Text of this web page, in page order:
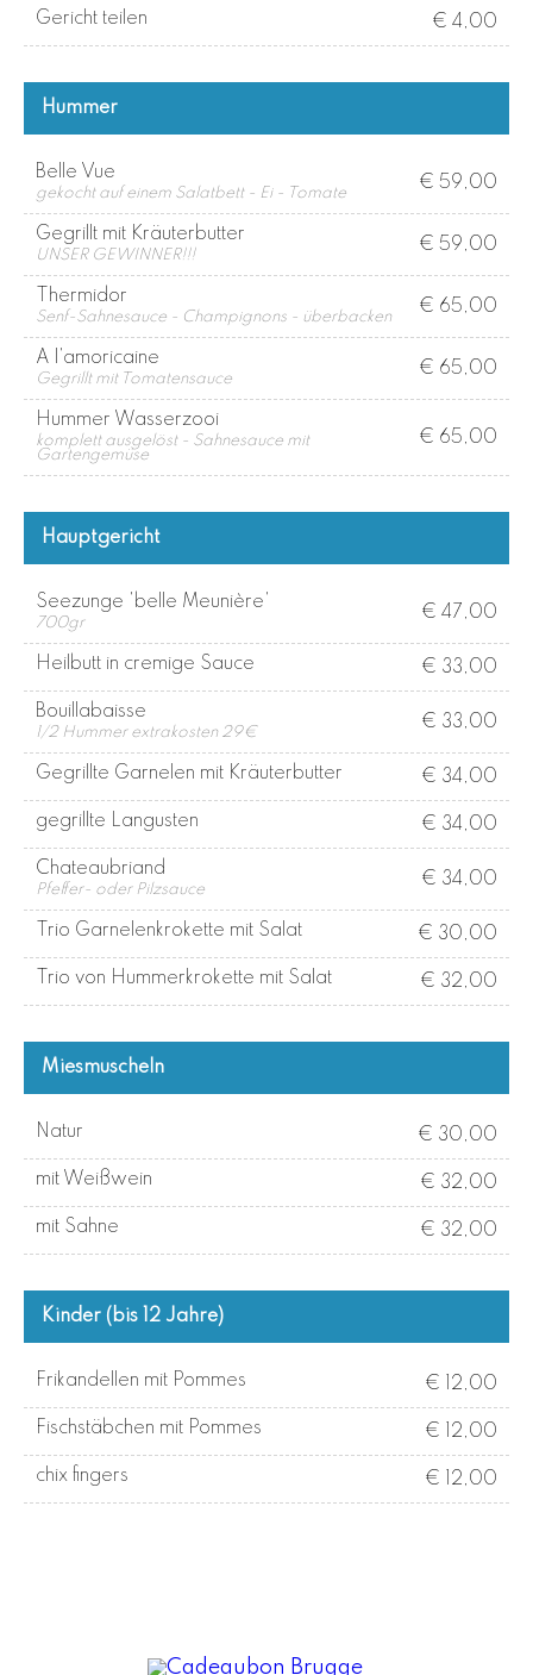
Gericht teilen € 4,00
Hummer
Belle Vue
gekocht auf einem Salatbett - Ei - Tomate
€ 59,00
Gegrillt mit Kräuterbutter
UNSER GEWINNER!!!
€ 59,00
Thermidor
Senf-Sahnesauce - Champignons - überbacken
€ 65,00
A l'amoricaine
Gegrillt mit Tomatensauce
€ 65,00
Hummer Wasserzooi
komplett ausgelöst - Sahnesauce mit
Gartengemüse
€ 65,00
Hauptgericht
Seezunge 'belle Meunière'
700gr
€ 47,00
Heilbutt in cremige Sauce € 33,00
Bouillabaisse
1/2 Hummer extrakosten 29€
€ 33,00
Gegrillte Garnelen mit Kräuterbutter € 34,00
gegrillte Langusten € 34,00
Chateaubriand
Pfeffer- oder Pilzsauce
€ 34,00
Trio Garnelenkrokette mit Salat € 30,00
Trio von Hummerkrokette mit Salat € 32,00
Miesmuscheln
Natur € 30,00
mit Weißwein € 32,00
mit Sahne € 32,00
Kinder (bis 12 Jahre)
Frikandellen mit Pommes € 12,00
Fischstäbchen mit Pommes € 12,00
chix fingers € 12,00